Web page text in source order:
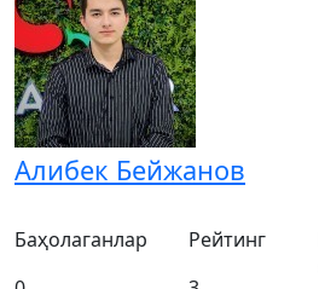
Алибек Бейжанов
Баҳолаганлар
Рейтинг